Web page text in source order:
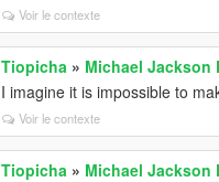
Voir le contexte
Tiopicha » Michael Jackson
I imagine it is impossible to
Voir le contexte
Tiopicha » Michael Jackson